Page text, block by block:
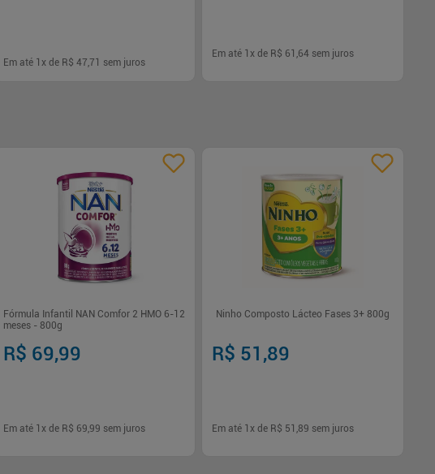
Em até 1x de R$ 47,71 sem juros
Em até 1x de R$ 61,64 sem juros
Fórmula Infantil NAN Comfor 2 HMO 6-12
meses - 800g
R$ 69,99
Em até 1x de R$ 69,99 sem juros
Ninho Composto Lácteo Fases 3+ 800g
R$ 51,89
Em até 1x de R$ 51,89 sem juros